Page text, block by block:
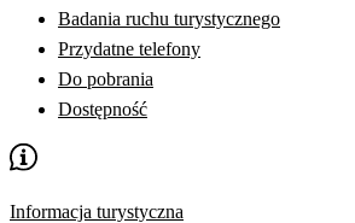
Badania ruchu turystycznego
Przydatne telefony
Do pobrania
Dostępność
Informacja turystyczna